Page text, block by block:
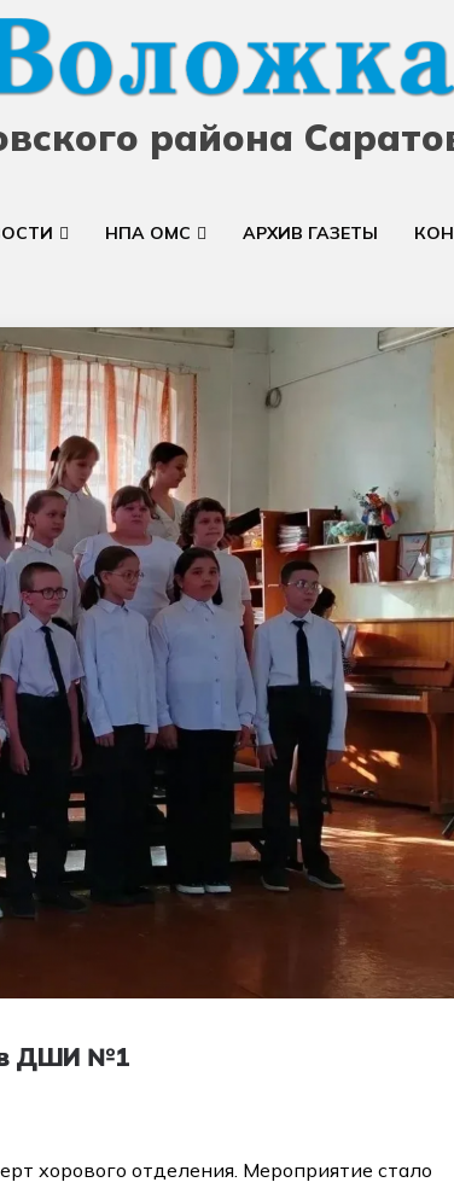
района
НПА ОМС АРХИВ ГАЗЕТЫ
в ДШИ №1
хорового отделения. Мероприятие стало